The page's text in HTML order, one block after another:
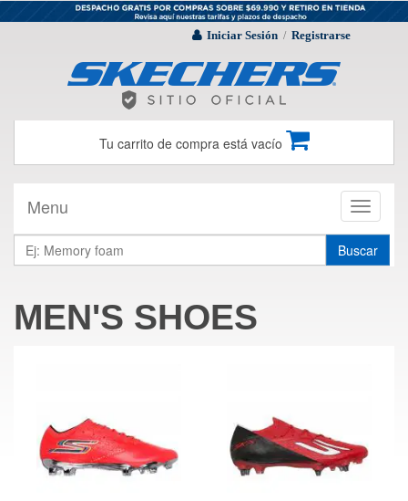
Iniciar Sesión / Registrarse
Tu carrito de compra está vacío
Toggle
Menu
Buscar
MEN'S SHOES